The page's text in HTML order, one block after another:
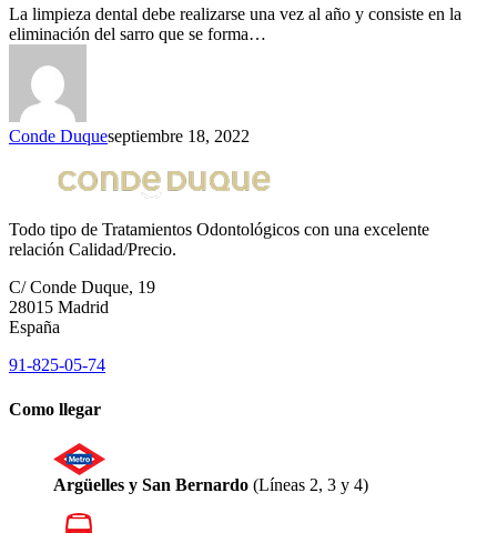
La limpieza dental debe realizarse una vez al año y consiste en la
eliminación del sarro que se forma…
Conde Duqueseptiembre 18, 2022
Todo tipo de Tratamientos Odontológicos con una excelente
relación Calidad/Precio.
C/ Conde Duque, 19
28015 Madrid
España
91-825-05-74
Como llegar
Argüelles y San Bernardo (Líneas 2, 3 y 4)